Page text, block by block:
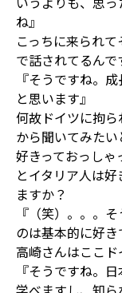
ね』
こっちに来られ
で話されてるんで
『そうですね。
と思います』
何故ドイツに拘
から聞いてみた
好きっておっし
とイタリア人は
ますか？
『（笑）。。。
のは基本的に好き
高崎さんはここド
『そうですね。